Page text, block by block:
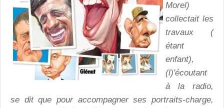
Morel)
collectait les
travaux (
étant
enfant),
(l)'écoutant
à la radio,
se dit que pour accompagner ses portraits-charge,